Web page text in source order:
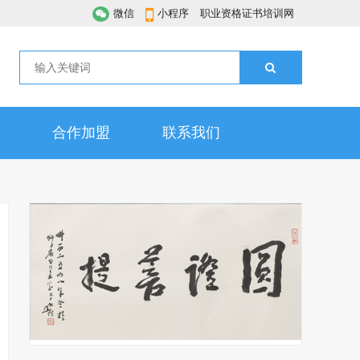
微信 小程序 职业资格证书培训网
合作加盟 联系我们